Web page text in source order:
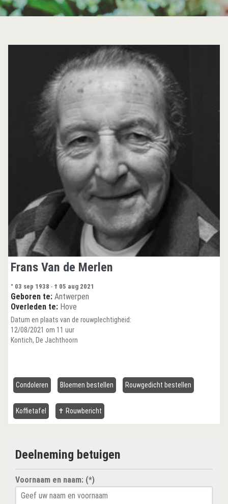
Frans Van de Merlen
° 03 sep 1938 - † 05 aug 2021
Geboren te: Antwerpen
Overleden te: Hove
Datum en plaats van de rouwplechtigheid:
12/08/2021 om 11 uur
Kontich, De Jachthoorn
Condoleren Bloemen bestellen Rouwgedicht bestellen
Koffietafel ✝ Rouwbericht
Deelneming betuigen
Voornaam en naam: (*)